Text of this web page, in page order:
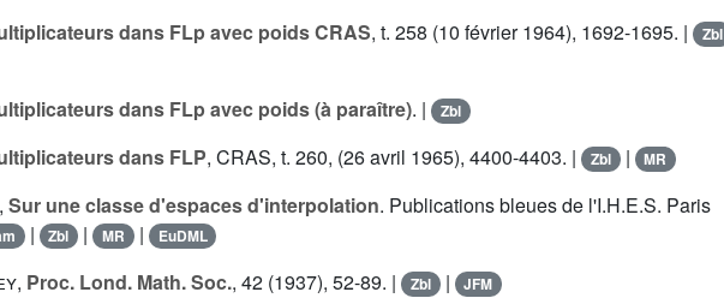
dans FLp avec poids CRAS, t. 258 (10 février 1964), 1692-1695. | Zbl
dans FLp avec poids (à paraître). | Zbl
dans FLP, CRAS, t. 260, (26 avril 1965), 4400-4403. | Zbl | MR
, Sur une classe d'espaces d'interpolation. Publications bleues de l'I.H.E.S. Paris
| Zbl | MR | EuDML
, Proc. Lond. Math. Soc., 42 (1937), 52-89. | Zbl | JFM